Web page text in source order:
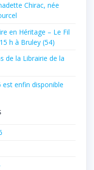
Chirac, née
en Héritage – Le Fil
h à Bruley (54)
de la Librairie de la
est enfin disponible